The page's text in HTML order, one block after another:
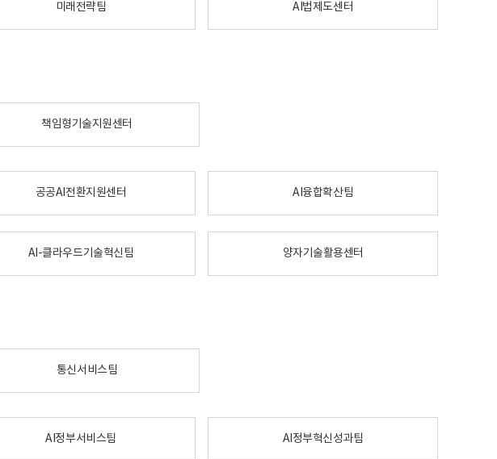
미래전략팀 AI법제도센터
책임형기술지원센터
공공AI전환지원센터 AI융합확산팀
AI-클라우드기술혁신팀 양자기술활용센터
통신서비스팀
AI정부서비스팀 AI정부혁신성과팀